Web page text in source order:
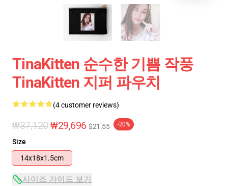
TinaKitten 순수한 기쁨 작풍
TinaKitten 지퍼 파우치
(4 customer reviews)
₩37,120₩29,696 $21.55 -20%
Size
14x18x1.5cm
사이즈 가이드 보기